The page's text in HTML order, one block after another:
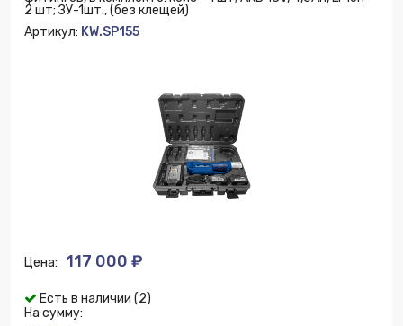
2 шт; ЗУ-1шт., (без клещей)
Артикул: KW.SP155
Цена: 117 000 ₽
Есть в наличии (2)
На сумму: